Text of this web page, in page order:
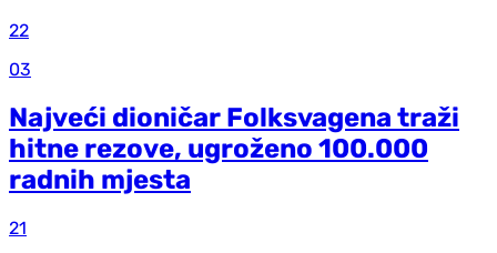
22
03
Najveći dioničar Folksvagena traži
hitne rezove, ugroženo 100.000
radnih mjesta
21